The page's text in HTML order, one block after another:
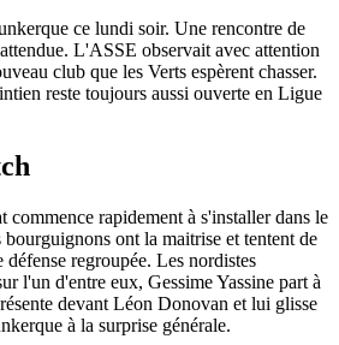
ce lundi soir. Une rencontre de
L'ASSE observait avec attention
club que les Verts espèrent chasser.
reste toujours aussi ouverte en Ligue
commence rapidement à s'installer dans le
ont la maitrise et tentent de
regroupée. Les nordistes
l'un d'entre eux, Gessime Yassine part à
devant Léon Donovan et lui glisse
à la surprise générale.